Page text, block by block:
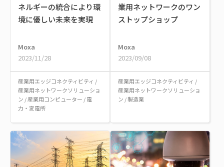
ネルギーの統合により環
境に優しい未来を実現
Moxa
2023/11/28
産業用エッジコネクティビティ /
産業用ネットワークソリューショ
ン /産業用コンピューター /電
力・変電所
業用ネットワークのワン
ストップショップ
Moxa
2023/09/08
産業用エッジコネクティビティ /
産業用ネットワークソリューショ
ン /製造業